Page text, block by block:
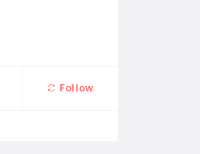
Follow